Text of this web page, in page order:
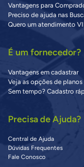
Vantagens para
Preciso de ajuda nas
Quero um atendimento
É um fornecedor?
Vantagens em cadastrar
Veja as opções de planos
Sem tempo? Cadastro
Precisa de Ajuda?
Central de Ajuda
Dúvidas Frequentes
Fale Conosco